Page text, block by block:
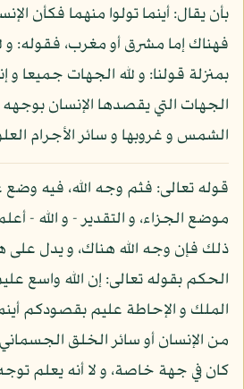
بأن يقال: أينما تولوا منهما فكأن
فهناك إما مشرق أو مغرب، فقوله: و
بمنزلة قولنا: و لله الجهات جميعا و
الجهات التي يقصدها الإنسان بوجهه
الشمس و غروبها و سائر الأجرام
قوله تعالى: فثم وجه الله، فيه وضع
موضع الجزاء، و التقدير - و الله -
ذلك فإن وجه الله هناك، و يدل على
الحكم بقوله تعالى: إن الله واسع
الملك و الإحاطة عليم بقصودكم
من الإنسان أو سائر الخلق الجسماني
كان في جهة خاصة، و لا أنه يعلم